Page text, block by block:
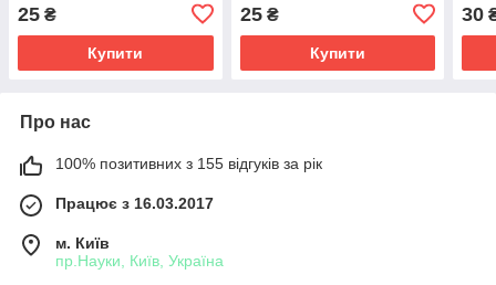
25 ₴
Купити
25₴
Купити
30
Про нас
100% позитивних з 155 відгуків за рік
Працює з 16.03.2017
м. Київ
пр.Науки, Київ, Україна